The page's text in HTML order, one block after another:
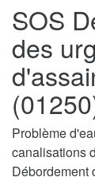
SOS
des
Problème
canalisations
Débordement